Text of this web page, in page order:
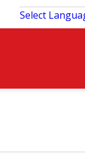
Select